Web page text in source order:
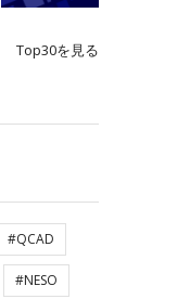
Top30を見る
#QCAD
#NESO